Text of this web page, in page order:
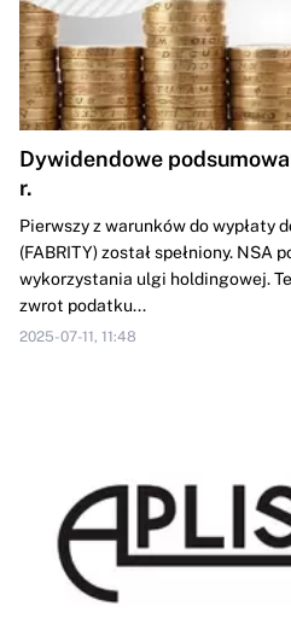
Dywidendowe
r.
Pierwszy z warunków do wypłaty
(FABRITY) został spełniony. NSA
wykorzystania ulgi holdingowej.
zwrot podatku...
2025-07-11, 11:48